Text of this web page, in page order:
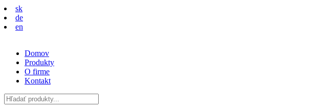
sk
de
en
Domov
Produkty
O firme
Kontakt